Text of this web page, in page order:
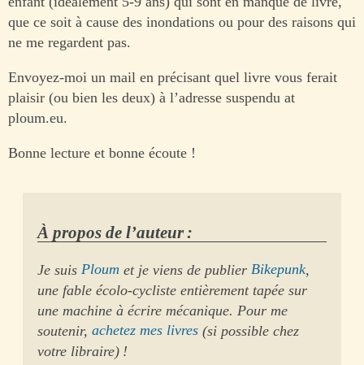
que ce soit à cause des inondations ou pour des raisons qui
ne me regardent pas.
Envoyez-moi un mail en précisant quel livre vous ferait
plaisir (ou bien les deux) à l’adresse suspendu at
ploum.eu.
Bonne lecture et bonne écoute !
À propos de l’auteur :
Je suisPloum et je viens de publierBikepunk,
une fable écolo-cycliste entièrement tapée sur
une machine à écrire mécanique. Pour me
soutenir,achetez mes livres (si possible chez
votre libraire) !